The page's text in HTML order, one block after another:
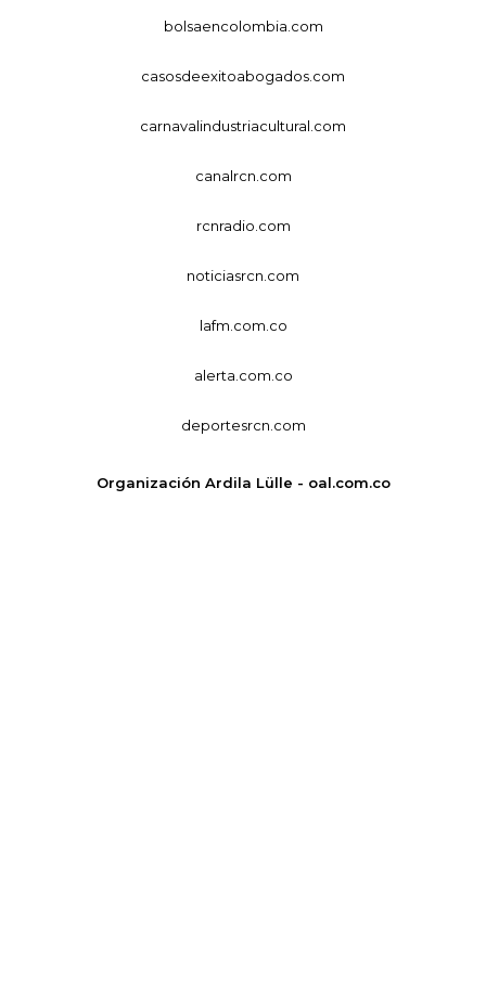
bolsaencolombia.com
casosdeexitoabogados.com
carnavalindustriacultural.com
canalrcn.com
rcnradio.com
noticiasrcn.com
lafm.com.co
alerta.com.co
deportesrcn.com
Organización Ardila Lülle - oal.com.co